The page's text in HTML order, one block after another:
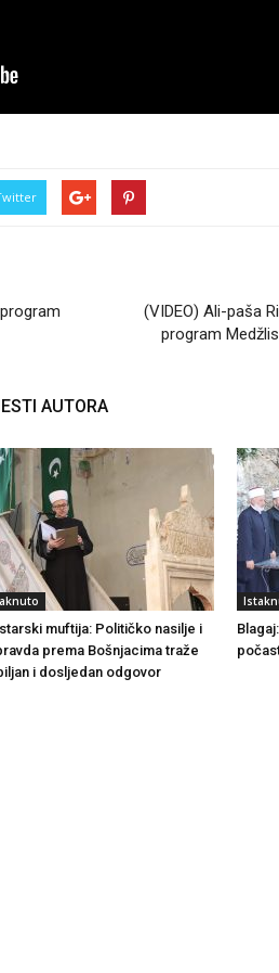
(VIDEO) Ali-paša
program
AUTORA
muftija: Političko nasilje i
prema Bošnjacima traže
i dosljedan odgovor